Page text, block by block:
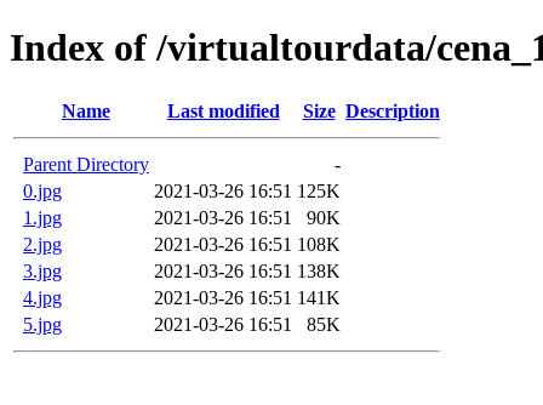
Index of /virtualtourdata/
Name Last modified Size Description
Parent Directory
-
0.jpg
2021-03-26 16:51 125K
1.jpg
2021-03-26 16:51
90K
2.jpg
2021-03-26 16:51 108K
3.jpg
2021-03-26 16:51 138K
4.jpg
2021-03-26 16:51 141K
5.jpg
2021-03-26 16:51 85K